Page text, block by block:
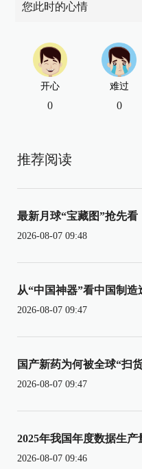
您此时的心情
开心
0
难过
0
推荐阅读
最新月球“宝藏图”抢先看
2026-08-07 09:48
从“中国神器”看中国制造
2026-08-07 09:47
国产新药为何被全球“扫
2026-08-07 09:47
2025年我国年度数据生产
2026-08-07 09:46